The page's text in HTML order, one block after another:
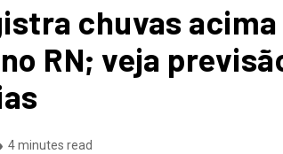
chuvas acima
RN; veja
4 minutes read